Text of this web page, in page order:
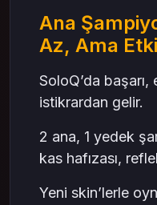
Ana
Az, Ama
SoloQ’da
istikrardan gelir.
2 ana, 1 yedek
kas hafızası,
Yeni skin’lerle